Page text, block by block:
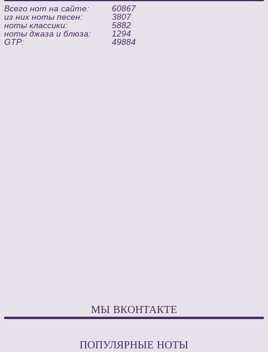
Всего нот на сайте:
60867
из них ноты песен:
3807
ноты классики:
5882
ноты джаза и блюза:
1294
GTP:
49884
МЫ ВКОНТАКТЕ
ПОПУЛЯРНЫЕ НОТЫ